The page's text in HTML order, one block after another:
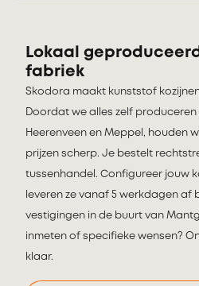
Lokaal
fabriek
Skodora maakt kunststof
Doordat we alles zelf
Heerenveen en Meppel, houden
prijzen scherp. Je bestelt
tussenhandel. Configureer jouw
leveren ze vanaf 5 werkdagen af
vestigingen in de buurt van
inmeten of specifieke wensen?
klaar.